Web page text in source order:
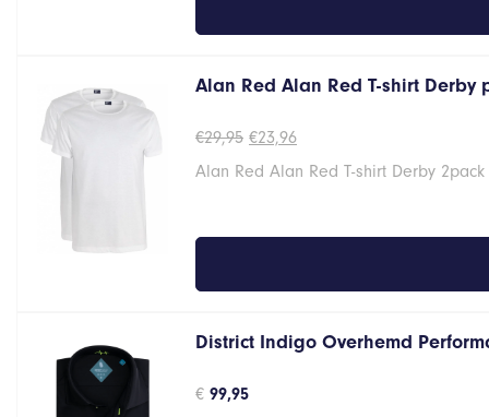
Alan Red Alan Red T-shirt Derby
€29,95 Oorspronkelijke
was:
€23,96Huidige
is:
Alan Red Alan Red T-shirt Derby
District Indigo Overhemd
€ 99,95